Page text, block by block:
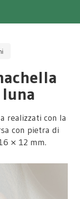
realizzati con la
con pietra di
× 12 mm.